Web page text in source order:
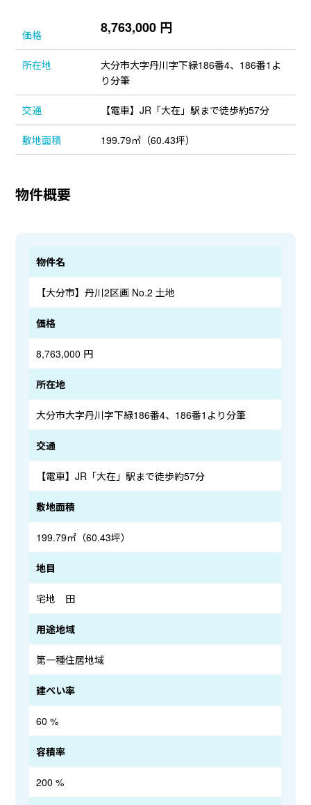
価格 8,763,000 円
所在地
大分市大字丹川字下緑186番4、186番1よ
り分筆
交通 【電車】JR「大在」駅まで徒歩約57分
敷地面積 199.79㎡（60.43坪）
物件概要
物件名
【大分市】丹川2区画 No.2 土地
価格
8,763,000 円
所在地
大分市大字丹川字下緑186番4、186番1より分筆
交通
【電車】JR「大在」駅まで徒歩約57分
敷地面積
199.79㎡（60.43坪）
地目
宅地 田
用途地域
第一種住居地域
建ぺい率
60 %
容積率
200 %